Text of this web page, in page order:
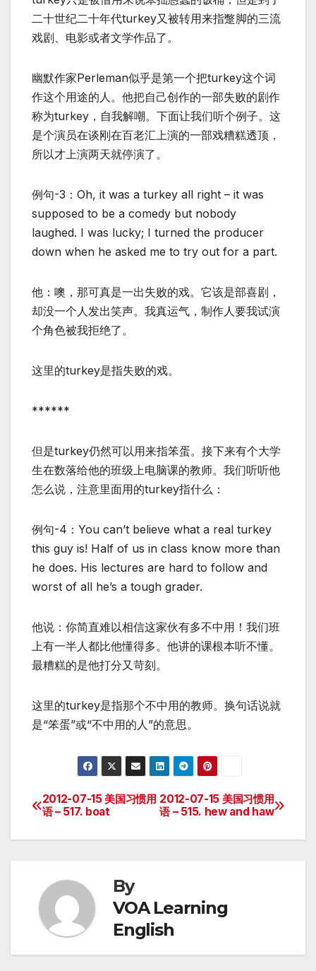
二十世纪二十年代turkey又被转用来指蹩脚的三流
戏剧、电影或者文学作品了。
幽默作家Perleman似乎是第一个把turkey这个词
作这个用途的人。他把自己创作的一部失败的剧作
称为turkey，自我解嘲。下面让我们听个例子。这
是个演员在谈刚在百老汇上演的一部戏糟糕透顶，
所以才上演两天就停演了。
例句-3：Oh, it was a turkey all right – it was
supposed to be a comedy but nobody
laughed. I was lucky; I turned the producer
down when he asked me to try out for a part.
他：噢，那可真是一出失败的戏。它该是部喜剧，
却没一个人发出笑声。我真运气，制作人要我试演
个角色被我拒绝了。
这里的turkey是指失败的戏。
******
但是turkey仍然可以用来指笨蛋。接下来有个大学
生在数落给他的班级上电脑课的教师。我们听听他
怎么说，注意里面用的turkey指什么：
例句-4：You can’t believe what a real turkey
this guy is! Half of us in class know more than
he does. His lectures are hard to follow and
worst of all he’s a tough grader.
他说：你简直难以相信这家伙有多不中用！我们班
上有一半人都比他懂得多。他讲的课根本听不懂。
最糟糕的是他打分又苛刻。
这里的turkey是指那个不中用的教师。换句话说就
是“笨蛋”或“不中用的人”的意思。
Post
navigation
2012-07-15 美国习惯用
语 – 515. hew and haw
2012-07-15 美国习惯用
语 – 517. boat
By
VOA Learning
English